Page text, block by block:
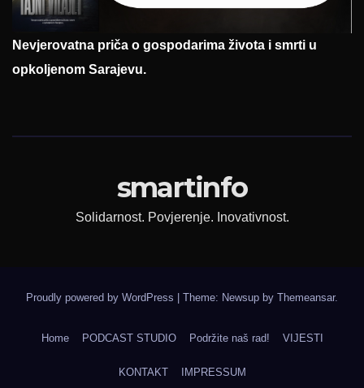
Nevjerovatna priča o gospodarima života i smrti u
opkoljenom Sarajevu.
smartinfo
Solidarnost. Povjerenje. Inovativnost.
Proudly powered by WordPress Theme: Newsup by Themeansar.
Home PODCAST STUDIO Podržite naš rad! VIJESTI
KONTAKT IMPRESSUM